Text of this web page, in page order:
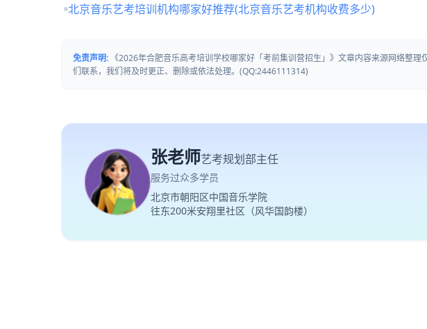
北京音乐艺考培训机构哪家好推荐(北京音乐艺考机构收费多少)
免责声明: 《2026年合肥音乐高考培训学校哪家好「考前集训营招生」》文章内容来源网络整
们联系，我们将及时更正、删除或依法处理。(QQ:2446111314)
张老师艺考规划部主任
服务过众多学员
北京市朝阳区中国音乐学院
往东200米安翔里社区（风华国韵楼）